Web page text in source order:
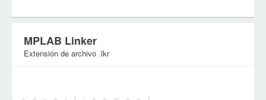
MPLAB Linker
Extensión de archivo .lkr